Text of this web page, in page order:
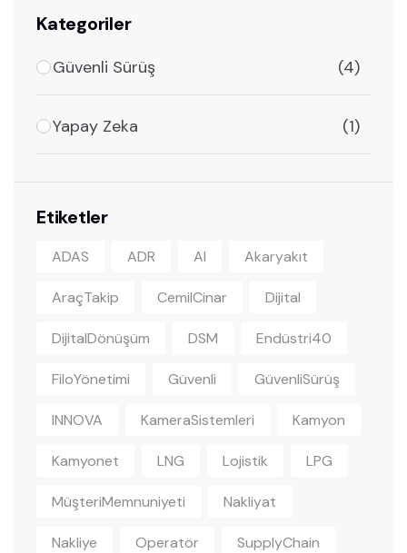
Kategoriler
Güvenli Sürüş (4)
Yapay Zeka (1)
Etiketler
ADAS ADR AI Akaryakıt
AraçTakip CemilCinar Dijital
DijitalDönüşüm DSM Endüstri40
FiloYönetimi Güvenli GüvenliSürüş
INNOVA KameraSistemleri Kamyon
Kamyonet LNG Lojistik LPG
MüşteriMemnuniyeti Nakliyat
Nakliye Operatör SupplyChain